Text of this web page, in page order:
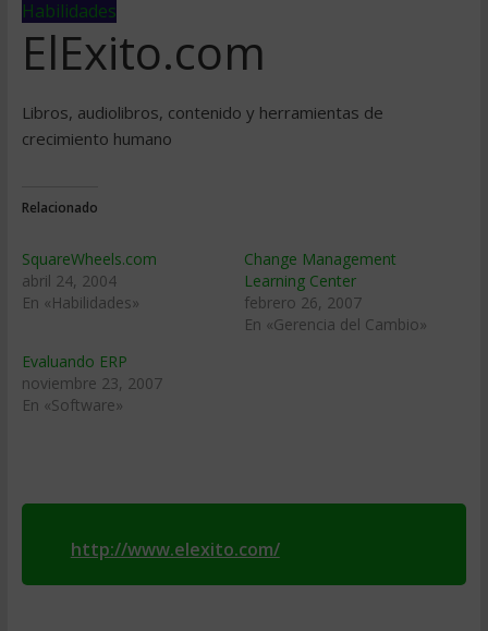
Habilidades
ElExito.com
Libros, audiolibros, contenido y herramientas de
crecimiento humano
Relacionado
SquareWheels.com
abril 24, 2004
En «Habilidades»
Change Management
Learning Center
febrero 26, 2007
En «Gerencia del Cambio»
Evaluando ERP
noviembre 23, 2007
En «Software»
http://www.elexito.com/